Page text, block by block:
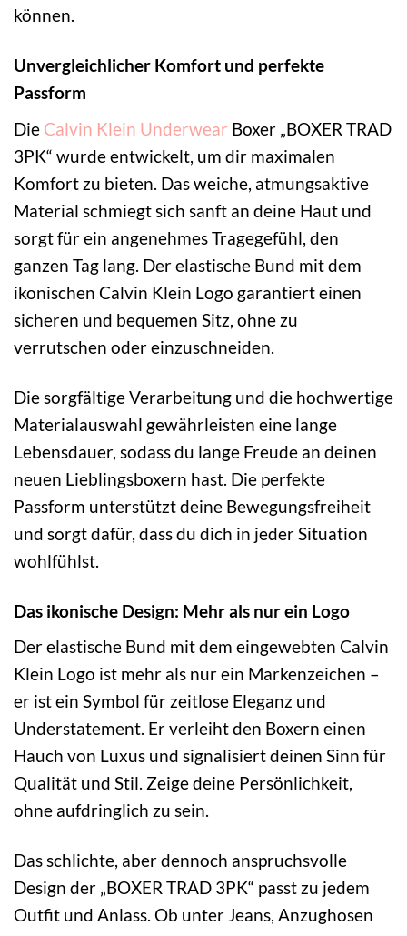
können.
Unvergleichlicher Komfort und perfekte
Passform
Die Calvin Klein Underwear Boxer „BOXER TRAD
3PK“ wurde entwickelt, um dir maximalen
Komfort zu bieten. Das weiche, atmungsaktive
Material schmiegt sich sanft an deine Haut und
sorgt für ein angenehmes Tragegefühl, den
ganzen Tag lang. Der elastische Bund mit dem
ikonischen Calvin Klein Logo garantiert einen
sicheren und bequemen Sitz, ohne zu
verrutschen oder einzuschneiden.
Die sorgfältige Verarbeitung und die hochwertige
Materialauswahl gewährleisten eine lange
Lebensdauer, sodass du lange Freude an deinen
neuen Lieblingsboxern hast. Die perfekte
Passform unterstützt deine Bewegungsfreiheit
und sorgt dafür, dass du dich in jeder Situation
wohlfühlst.
Das ikonische Design: Mehr als nur ein Logo
Der elastische Bund mit dem eingewebten Calvin
Klein Logo ist mehr als nur ein Markenzeichen –
er ist ein Symbol für zeitlose Eleganz und
Understatement. Er verleiht den Boxern einen
Hauch von Luxus und signalisiert deinen Sinn für
Qualität und Stil. Zeige deine Persönlichkeit,
ohne aufdringlich zu sein.
Das schlichte, aber dennoch anspruchsvolle
Design der „BOXER TRAD 3PK“ passt zu jedem
Outfit und Anlass. Ob unter Jeans, Anzughosen